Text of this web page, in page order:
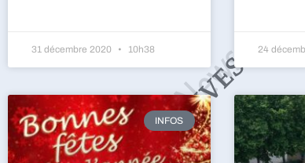
31 décembre 2020 10h38 24
INFOS